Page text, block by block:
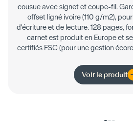
cousue avec signet et coupe-fil.
offset ligné ivoire (110 g/m2),
d'écriture et de lecture. 128 pages,
carnet est produit en Europe et
certifiés FSC (pour une gestion
Voir le produit